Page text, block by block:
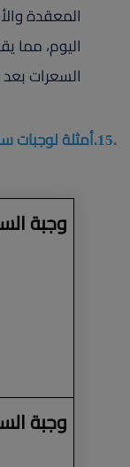
المعقدة
اليوم، مما
السعرات
.15.أمثلة لوجبات سحور متكاملة وصحية:
وجبة
وجبة